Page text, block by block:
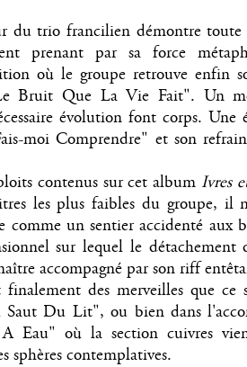
du trio francilien démontre toute
prenant par sa force
où le groupe retrouve enfin
Bruit Que La Vie Fait". Un
évolution font corps.
moi Comprendre" et son
contenus sur cet album Ivres
les plus faibles du groupe, il
un sentier accidenté aux
sur lequel le
accompagné par son riff
des merveilles que ce
Du Lit", ou bien dans
A Eau" où la section cuivres
sphères contemplatives.